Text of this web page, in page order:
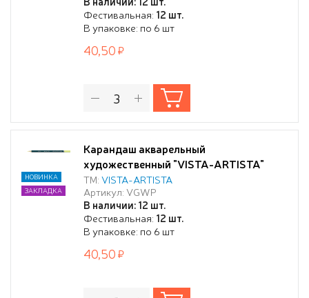
Фестивальная: 12 шт.
В упаковке: по 6 шт
40,50
Карандаш акварельный
художественный "VISTA-ARTISTA"
"Gallery" заточенный 207 Пастельно-
желтый (Pastel yellow)
ТМ:VISTA-ARTISTA
Артикул: VGWP
В наличии: 12 шт.
Фестивальная: 12 шт.
В упаковке: по 6 шт
НОВИНКА
ЗАКЛАДКА
40,50